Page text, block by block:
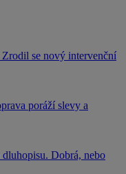
Zrodil se nový intervenční
poráží slevy a
dluhopisu. Dobrá, nebo